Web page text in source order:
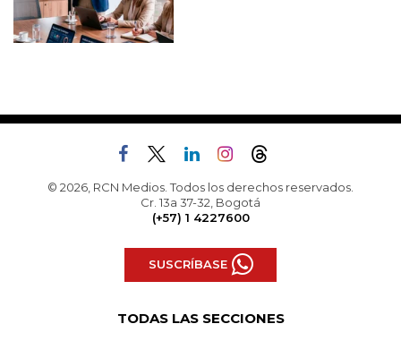
© 2026, RCN Medios. Todos los derechos reservados.
Cr. 13a 37-32, Bogotá
(+57) 1 4227600
SUSCRÍBASE
TODAS LAS SECCIONES